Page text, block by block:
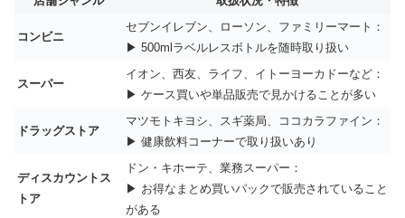
コンビニ
セブンイレブン、ローソン、ファミリーマート：
▶ 500mlラベルレスボトルを随時取り扱い
スーパー
イオン、西友、ライフ、イトーヨーカドーなど：
▶ ケース買いや単品販売で見かけることが多い
ドラッグストア
マツモトキヨシ、スギ薬局、ココカラファイン：
▶ 健康飲料コーナーで取り扱いあり
ディスカウントス
トア
ドン・キホーテ、業務スーパー：
▶ お得なまとめ買いパックで販売されていること
がある